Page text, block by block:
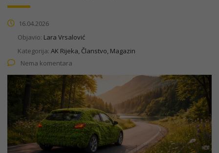
16.04.2026
Objavio: Lara Vrsalović
Kategorija: AK Rijeka, Članstvo, Magazin
Nema komentara